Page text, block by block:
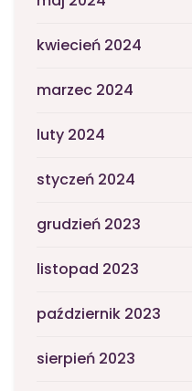
kwiecień 2024
marzec 2024
luty 2024
styczeń 2024
grudzień 2023
listopad 2023
październik 2023
sierpień 2023